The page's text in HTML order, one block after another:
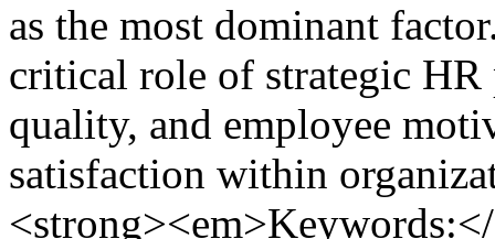
as the most dominant
critical role of strategic
quality, and employee
satisfaction within